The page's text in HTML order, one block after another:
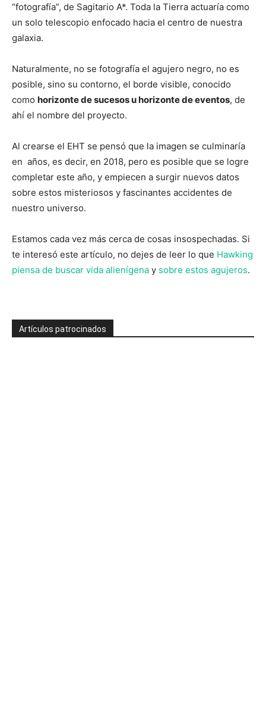
“fotografía”, de Sagitario A*. Toda la Tierra actuaría como
un solo telescopio enfocado hacia el centro de nuestra
galaxia.
Naturalmente, no se fotografía el agujero negro, no es
posible, sino su contorno, el borde visible, conocido
como horizonte de sucesos u horizonte de eventos, de
ahí el nombre del proyecto.
Al crearse el EHT se pensó que la imagen se culminaría
en años, es decir, en 2018, pero es posible que se logre
completar este año, y empiecen a surgir nuevos datos
sobre estos misteriosos y fascinantes accidentes de
nuestro universo.
Estamos cada vez más cerca de cosas insospechadas. Si
te interesó este artículo, no dejes de leer lo que Hawking
piensa de buscar vida alienígena y sobre estos agujeros.
Artículos patrocinados